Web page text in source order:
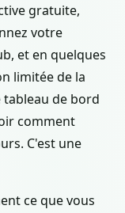
gratuite,
votre
et en quelques
limitée de la
de bord
comment
C'est une
ce que vous